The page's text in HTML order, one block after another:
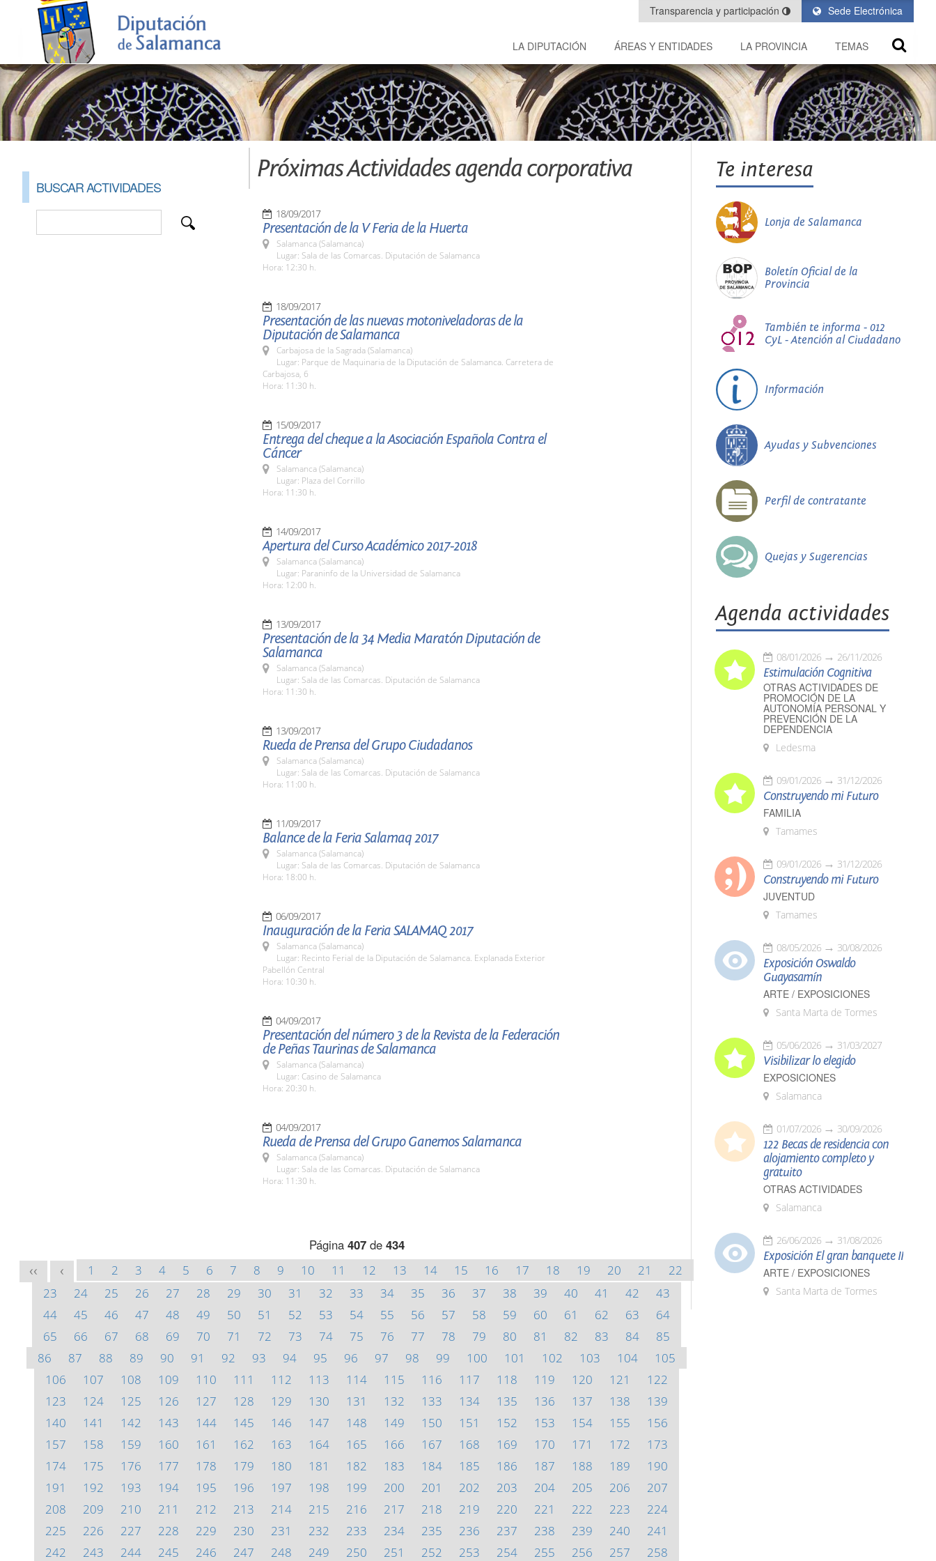
Sede Electrónica
Transparencia y participación
LA DIPUTACIÓN ÁREAS Y ENTIDADES LA PROVINCIA TEMAS
BUSCAR ACTIVIDADES
Próximas Actividades agenda corporativa
18/09/2017
Presentación de la V Feria de la Huerta
Salamanca (Salamanca)
Lugar: Sala de las Comarcas. Diputación de Salamanca
Hora: 12:30 h.
18/09/2017
Presentación de las nuevas motoniveladoras de la
Diputación de Salamanca
Carbajosa de la Sagrada (Salamanca)
Lugar: Parque de Maquinaria de la Diputación de Salamanca. Carretera de
Carbajosa, 6
Hora: 11:30 h.
15/09/2017
Entrega del cheque a la Asociación Española Contra el
Cáncer
Salamanca (Salamanca)
Lugar: Plaza del Corrillo
Hora: 11:30 h.
14/09/2017
Apertura del Curso Académico 2017-2018
Salamanca (Salamanca)
Lugar: Paraninfo de la Universidad de Salamanca
Hora: 12:00 h.
13/09/2017
Presentación de la 34 Media Maratón Diputación de
Salamanca
Salamanca (Salamanca)
Lugar: Sala de las Comarcas. Diputación de Salamanca
Hora: 11:30 h.
13/09/2017
Rueda de Prensa del Grupo Ciudadanos
Salamanca (Salamanca)
Lugar: Sala de las Comarcas. Diputación de Salamanca
Hora: 11:00 h.
11/09/2017
Balance de la Feria Salamaq 2017
Salamanca (Salamanca)
Lugar: Sala de las Comarcas. Diputación de Salamanca
Hora: 18:00 h.
06/09/2017
Inauguración de la Feria SALAMAQ 2017
Salamanca (Salamanca)
Lugar: Recinto Ferial de la Diputación de Salamanca. Explanada Exterior
Pabellón Central
Hora: 10:30 h.
04/09/2017
Presentación del número 3 de la Revista de la Federación
de Peñas Taurinas de Salamanca
Salamanca (Salamanca)
Lugar: Casino de Salamanca
Hora: 20:30 h.
04/09/2017
Rueda de Prensa del Grupo Ganemos Salamanca
Salamanca (Salamanca)
Lugar: Sala de las Comarcas. Diputación de Salamanca
Hora: 11:30 h.
Página 407de 434
<< < 1 2 3 4 5 6 7 8 9 10 11 12 13 14 15 16 17 18 19 20 21
22
23
24 25 26 27 28 29 30 31 32 33 34 35 36 37 38 39 40 41 42
43
44
45 46 47 48 49 50 51 52 53 54 55 56 57 58 59 60 61 62 63
64
65
66 67 68 69 70 71 72 73 74 75 76 77 78 79 80 81 82 83 84
85
86
87 88 89 90 91 92 93 94 95 96 97 98 99 100 101 102 103 104
105
106
107 108 109 110 111 112 113 114 115 116 117 118 119 120 121
122
123
124 125 126 127 128 129 130 131 132 133 134 135 136 137 138
139
140
141 142 143 144 145 146 147 148 149 150 151 152 153 154 155
156
157
158 159 160 161 162 163 164 165 166 167 168 169 170 171 172
173
174
175 176 177 178 179 180 181 182 183 184 185 186 187 188 189
190
191
192 193 194 195 196 197 198 199 200 201 202 203 204 205 206
207
208
209 210 211 212 213 214 215 216 217 218 219 220 221 222 223
224
225
226 227 228 229 230 231 232 233 234 235 236 237 238 239 240
241
242
243 244 245 246 247 248 249 250 251 252 253 254 255 256 257 258
Te interesa
Lonja de Salamanca
Boletín Oficial de la
Provincia
También te informa - 012
CyL - Atención al Ciudadano
Información
Ayudas y Subvenciones
Perfil de contratante
Quejas y Sugerencias
Agenda actividades
08/01/2026 26/11/2026
Estimulación Cognitiva
OTRAS ACTIVIDADES DE
PROMOCIÓN DE LA
AUTONOMÍA PERSONAL Y
PREVENCIÓN DE LA
DEPENDENCIA
Ledesma
09/01/2026 31/12/2026
Construyendo mi Futuro
FAMILIA
Tamames
09/01/2026 31/12/2026
Construyendo mi Futuro
JUVENTUD
Tamames
08/05/2026 30/08/2026
Exposición Oswaldo
Guayasamín
ARTE / EXPOSICIONES
Santa Marta de Tormes
05/06/2026 31/03/2027
Visibilizar lo elegido
EXPOSICIONES
Salamanca
01/07/2026 30/09/2026
122 Becas de residencia con
alojamiento completo y
gratuito
OTRAS ACTIVIDADES
Salamanca
26/06/2026 31/08/2026
Exposición El gran banquete II
ARTE / EXPOSICIONES
Santa Marta de Tormes